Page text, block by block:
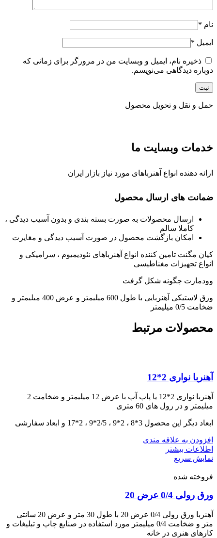
نام *
ایمیل *
ذخیره نام، ایمیل و وبسایت من در مرورگر برای زمانی که
دوباره دیدگاهی می‌نویسم.
حمل و نقل و تحویل محصول
خدمات وبسایت ما
ارائه دهنده انواع آهنرباهای مورد نیاز بازار ایران
ضمانت های ارسال محصول
ارسال محصولات به صورت بسته بندی و بدون آسیب دیدگی ،
کاملا سالم
امکان بازگشت محصول در صورت آسیب دیدگی و مغایرت
کیان مگنت تامین کننده انواع آهنرباهای نئودیمیوم ، سرامیکی و
انواع تجهیزات مغناطیسی
وودمارت چگونه شکل گرفت
ورق لاستیکی آهنربایی با طول 600 میلیمتر و عرض 400 میلیمتر و
ضخامت 0/5 میلیمتر
محصولات مرتبط
آهنربا نواری 2*12
آهنربا نواری 2*12 یا پاپ آپ با عرض 12 میلیمتر و ضخامت 2
میلیمتر و در رول های 60 متری
ابعاد دیگر این محصول 3*8 ، 2*9 ، 2/5*9 ، 2*17 و ابعاد سفارشی
افزودن به علاقه مندی
اطلاعات بیشتر
نمایش سریع
فروخته شده
ورق رولی 0/4 عرض 20
آهنربا ورق رولی 0/4 عرض 20 با طول 30 متر و عرض 20 سانتی
متر و ضخامت 0/4 میلیمتر مورد استفاده در صنایع چاپ و تبلیغات و
کارهای هنری در خانه